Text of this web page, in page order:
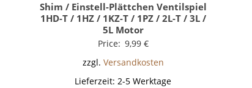
Shim / Einstell-Plättchen Ventilspiel
1HD-T / 1HZ / 1KZ-T / 1PZ / 2L-T / 3L /
5L Motor
Price: 9,99 €
zzgl. Versandkosten
Lieferzeit:2-5 Werktage